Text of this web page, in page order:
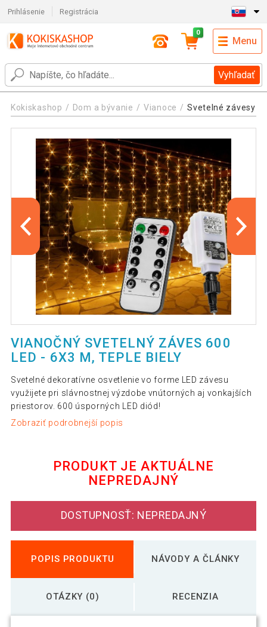
Prihlásenie Registrácia
Vyhľadať
0
Menu
Kokiskashop Dom a bývanie Vianoce Svetelné závesy
VIANOČNÝ SVETELNÝ ZÁVES 600
LED - 6X3 M, TEPLE BIELY
Svetelné dekoratívne osvetlenie vo forme LED závesu
využijete pri slávnostnej výzdobe vnútorných aj vonkajších
priestorov. 600 úsporných LED diód!
Zobraziť podrobnejší popis
PRODUKT JE AKTUÁLNE
NEPREDAJNÝ
DOSTUPNOSŤ: NEPREDAJNÝ
POPIS PRODUKTU NÁVODY A ČLÁNKY
OTÁZKY (0) RECENZIA